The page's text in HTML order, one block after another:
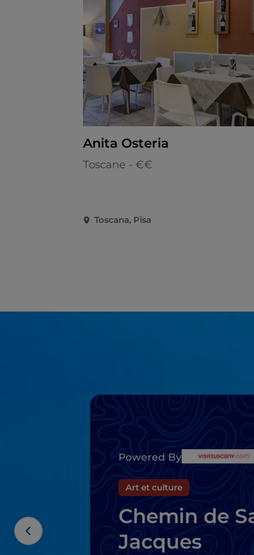
Anita Osteria
Toscane - €€
Toscana, Pisa
Powered By
Art et culture
Chemin de
Jacques